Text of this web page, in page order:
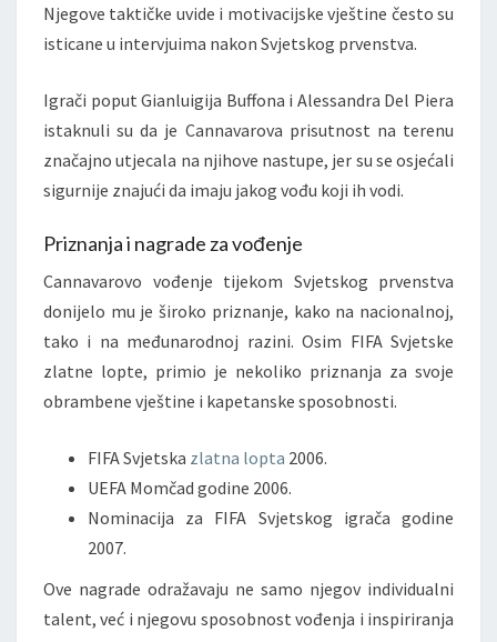
Njegove taktičke uvide i motivacijske vještine često su
isticane u intervjuima nakon Svjetskog prvenstva.
Igrači poput Gianluigija Buffona i Alessandra Del Piera
istaknuli su da je Cannavarova prisutnost na terenu
značajno utjecala na njihove nastupe, jer su se osjećali
sigurnije znajući da imaju jakog vođu koji ih vodi.
Priznanja i nagrade za vođenje
Cannavarovo vođenje tijekom Svjetskog prvenstva
donijelo mu je široko priznanje, kako na nacionalnoj,
tako i na međunarodnoj razini. Osim FIFA Svjetske
zlatne lopte, primio je nekoliko priznanja za svoje
obrambene vještine i kapetanske sposobnosti.
FIFA Svjetska zlatna lopta 2006.
UEFA Momčad godine 2006.
Nominacija za FIFA Svjetskog igrača godine
2007.
Ove nagrade odražavaju ne samo njegov individualni
talent, već i njegovu sposobnost vođenja i inspiriranja